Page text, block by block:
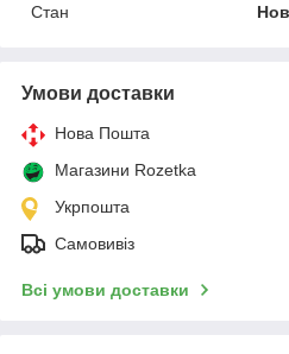
Стан
Умови доставки
Нова Пошта
Магазини Rozetka
Укрпошта
Самовивіз
Всі умови доставки